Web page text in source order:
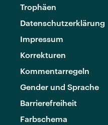
Trophäen
Datenschutzerklärung
Impressum
Korrekturen
Kommentarregeln
Gender und Sprache
Barrierefreiheit
Farbschema